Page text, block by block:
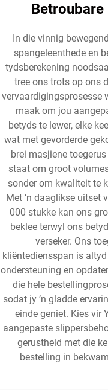
Betroubare
In die vinnig
spangeleenthede en
tydsberekening
tree ons trots op ons
vervaardigingsprosesse
maak om jou
betyds te lewer, elke
wat met gevorderde
brei masjiene
staat om groot
sonder om kwaliteit te
Met ’n daaglikse uitset
000 stukke kan ons
beklee terwyl ons
verseker. Ons
kliëntediensspan is
ondersteuning en
die hele
sodat jy ’n gladde
einde geniet. Kies vir
aangepaste
gerustheid met die
bestelling in